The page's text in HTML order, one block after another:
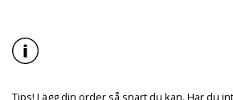
Tips! Lägg din order så snart du kan. Har du